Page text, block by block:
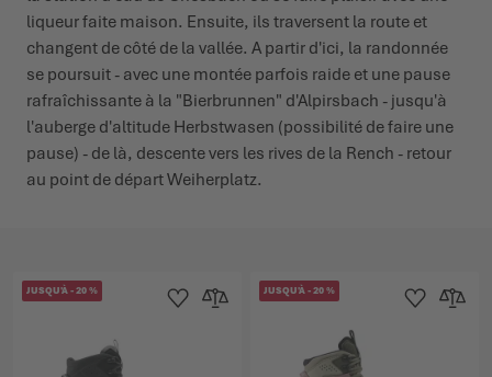
liqueur faite maison. Ensuite, ils traversent la route et
changent de côté de la vallée. A partir d'ici, la randonnée
se poursuit - avec une montée parfois raide et une pause
rafraîchissante à la "Bierbrunnen" d'Alpirsbach - jusqu'à
l'auberge d'altitude Herbstwasen (possibilité de faire une
pause) - de là, descente vers les rives de la Rench - retour
au point de départ Weiherplatz.
JUSQU'À-20%
Ajouter à la liste d'achats
Ajouter au comparateur
JUSQU'À-20%
Ajouter à la
Ajouter